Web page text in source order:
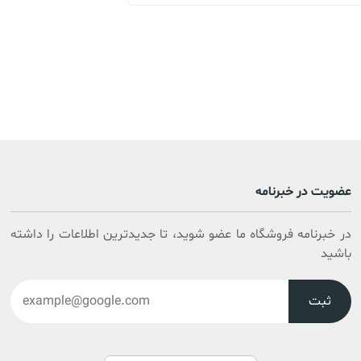
عضویت در خبرنامه
در خبرنامه فروشگاه ما عضو شوید، تا جدیدترین اطلاعات را داشته
باشید
ثبت